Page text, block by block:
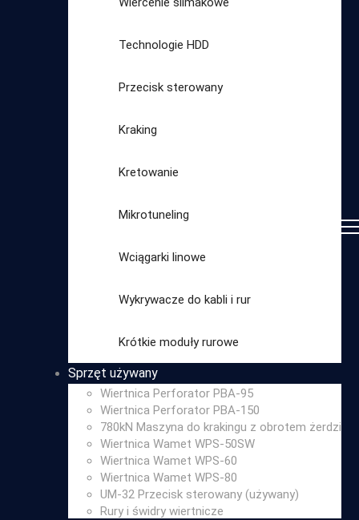
Technologie HDD
Przecisk sterowany
Kraking
Kretowanie
Mikrotuneling
Wciągarki linowe
Wykrywacze do kabli i rur
Krótkie moduły rurowe
kategorię
Sprzęt używany
Wiertnica Perforator PBA-95
Wiertnica Perforator PBA-150
780kN Maszyna do krakingu z obrotem żerdzi
Wiertnica Wamet WPS-50SW
Wiertnica Wamet WPS-60
Wiertnica Wamet WPS-80
UM-32 Przecisk sterowany (używany)
Rury i świdry wiertnicze